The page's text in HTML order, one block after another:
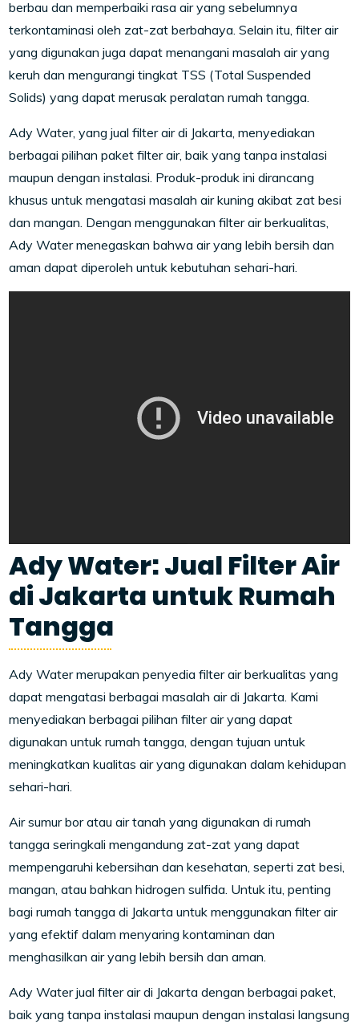
berbau dan memperbaiki rasa air yang sebelumnya
terkontaminasi oleh zat-zat berbahaya. Selain itu, filter air
yang digunakan juga dapat menangani masalah air yang
keruh dan mengurangi tingkat TSS (Total Suspended
Solids) yang dapat merusak peralatan rumah tangga.
Ady Water, yang jual filter air di Jakarta, menyediakan
berbagai pilihan paket filter air, baik yang tanpa instalasi
maupun dengan instalasi. Produk-produk ini dirancang
khusus untuk mengatasi masalah air kuning akibat zat besi
dan mangan. Dengan menggunakan filter air berkualitas,
Ady Water menegaskan bahwa air yang lebih bersih dan
aman dapat diperoleh untuk kebutuhan sehari-hari.
Ady Water: Jual Filter Air
di Jakarta untuk Rumah
Tangga
Ady Water merupakan penyedia filter air berkualitas yang
dapat mengatasi berbagai masalah air di Jakarta. Kami
menyediakan berbagai pilihan filter air yang dapat
digunakan untuk rumah tangga, dengan tujuan untuk
meningkatkan kualitas air yang digunakan dalam kehidupan
sehari-hari.
Air sumur bor atau air tanah yang digunakan di rumah
tangga seringkali mengandung zat-zat yang dapat
mempengaruhi kebersihan dan kesehatan, seperti zat besi,
mangan, atau bahkan hidrogen sulfida. Untuk itu, penting
bagi rumah tangga di Jakarta untuk menggunakan filter air
yang efektif dalam menyaring kontaminan dan
menghasilkan air yang lebih bersih dan aman.
Ady Water jual filter air di Jakarta dengan berbagai paket,
baik yang tanpa instalasi maupun dengan instalasi langsung